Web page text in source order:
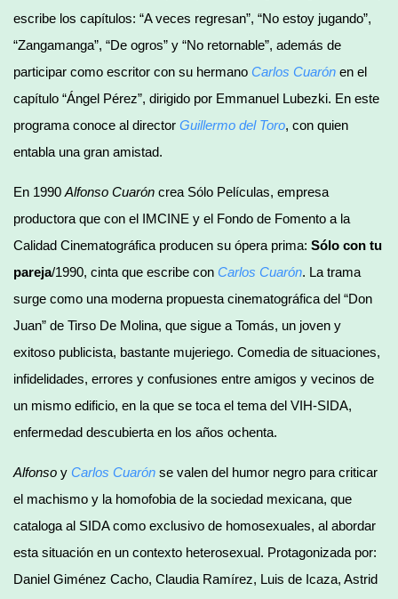
escribe los capítulos: “A veces regresan”, “No estoy jugando”,
“Zangamanga”, “De ogros” y “No retornable”, además de
participar como escritor con su hermano Carlos Cuarón en el
capítulo “Ángel Pérez”, dirigido por Emmanuel Lubezki. En este
programa conoce al director Guillermo del Toro, con quien
entabla una gran amistad.
En 1990 Alfonso Cuarón crea Sólo Películas, empresa
productora que con el IMCINE y el Fondo de Fomento a la
Calidad Cinematográfica producen su ópera prima: Sólo con tu
pareja/1990, cinta que escribe con Carlos Cuarón. La trama
surge como una moderna propuesta cinematográfica del “Don
Juan” de Tirso De Molina, que sigue a Tomás, un joven y
exitoso publicista, bastante mujeriego. Comedia de situaciones,
infidelidades, errores y confusiones entre amigos y vecinos de
un mismo edificio, en la que se toca el tema del VIH-SIDA,
enfermedad descubierta en los años ochenta.
Alfonso y Carlos Cuarón se valen del humor negro para criticar
el machismo y la homofobia de la sociedad mexicana, que
cataloga al SIDA como exclusivo de homosexuales, al abordar
esta situación en un contexto heterosexual. Protagonizada por:
Daniel Giménez Cacho, Claudia Ramírez, Luis de Icaza, Astrid